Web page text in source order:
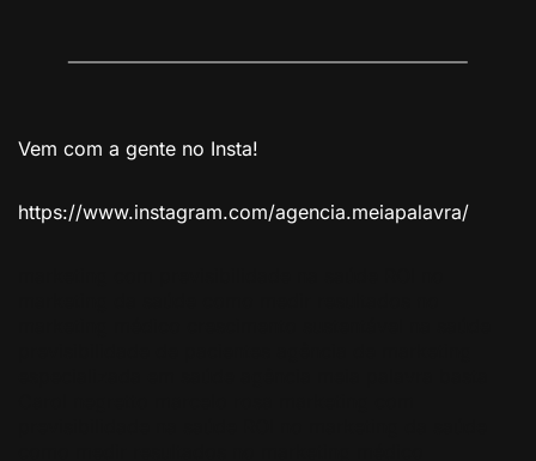
Vem com a gente no Insta!
https://www.instagram.com/agencia.meiapalavra/